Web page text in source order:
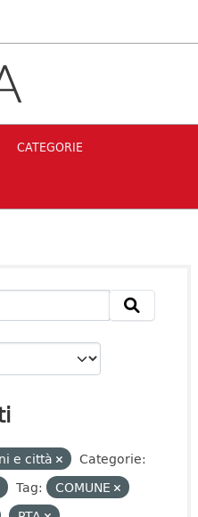
CATEGORIE
e città
Categorie:
Tag:
COMUNE